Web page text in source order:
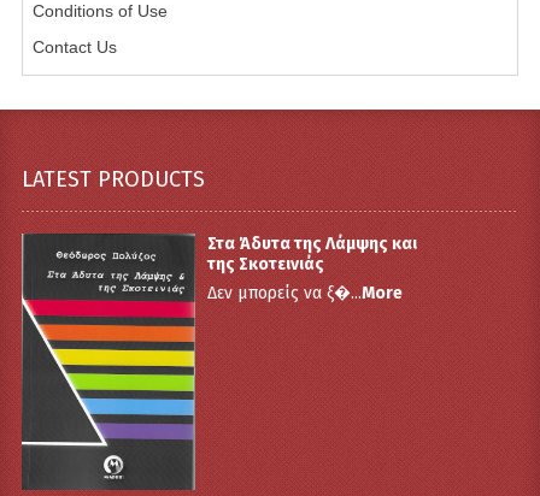
Conditions of Use
Contact Us
LATEST PRODUCTS
Στα Άδυτα της Λάμψης και
της Σκοτεινιάς
Δεν μπορείς να ξ�...More